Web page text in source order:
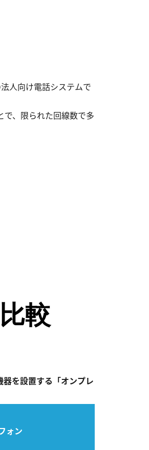
人向け電話システムで
、限られた回線数で多
較
を設置する「オンプレ
ォン